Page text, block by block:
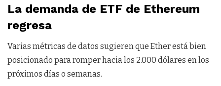
La demanda de ETF de Ethereum
regresa
Varias métricas de datos sugieren que Ether está bien
posicionado para romper hacia los 2.000 dólares en los
próximos días o semanas.